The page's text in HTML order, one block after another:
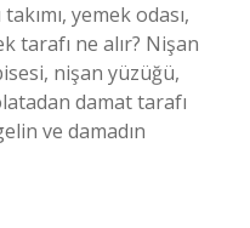
yemek odası,
tarafı ne alır? Nişan
nişan yüzüğü,
damat tarafı
ve damadın